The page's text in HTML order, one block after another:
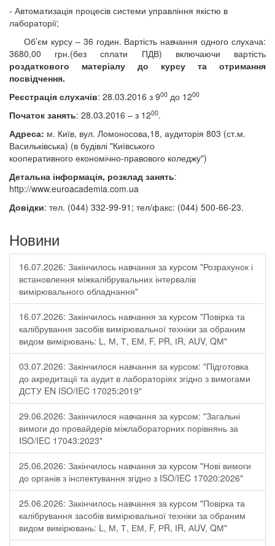
- Автоматизація процесів системи управління якістю в
лабораторії;
Об’єм курсу – 36 годин. Вартість навчання одного слухача:
3680,00 грн.(без сплати ПДВ) включаючи вартість
роздаткового матеріалу до курсу та отримання
посвідчення.
Реєстрація слухачів: 28.03.2016 з 900 до 1200
Початок занять: 28.03.2016 – з 1200.
Адреса: м. Київ, вул. Ломоносова,18, аудиторія 803 (ст.м.
Васильківська) (в будівлі "Київського
кооперативного економічно-правового коледжу")
Детальна інформація, розклад занять:
http://www.euroacademia.com.ua
Довідки: тел. (044) 332-99-91; тел/факс: (044) 500-66-23.
Новини
16.07.2026: Закінчилось навчання за курсом "Розрахунок і
встановлення міжкалібрувальних інтервалів
вимірювального обладнання"
16.07.2026: Закінчилось навчання за курсом "Повірка та
калібрування засобів вимірювальної техніки за обраним
видом вимірювань: L, М, Т, ЕМ, F, РR, ІR, АUV, QМ"
03.07.2026: Закінчилося навчання за курсом: "Підготовка
до акредитації та аудит в лабораторіях згідно з вимогами
ДСТУ EN ISO/IEC 17025:2019"
29.06.2026: Закінчилося навчання за курсом: "Загальні
вимоги до провайдерів міжлабораторних порівнянь за
ISO/IEC 17043:2023"
25.06.2026: Закінчилось навчання за курсом "Нові вимоги
до органів з інспектування згідно з ISO/IEC 17020:2026"
25.06.2026: Закінчилось навчання за курсом "Повірка та
калібрування засобів вимірювальної техніки за обраним
видом вимірювань: L, М, Т, ЕМ, F, РR, ІR, АUV, QМ"